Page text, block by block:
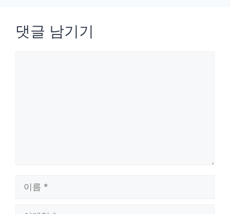
댓글 남기기